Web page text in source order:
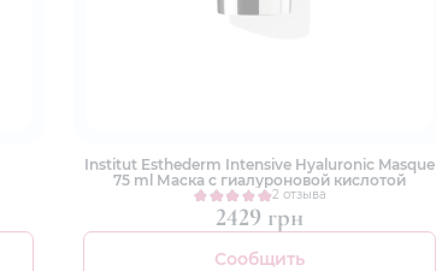
Institut Esthederm Intensive Hyaluronic Masque
75 ml Маска с гиалуроновой кислотой
2 отзыва
2429 грн
Сообщить